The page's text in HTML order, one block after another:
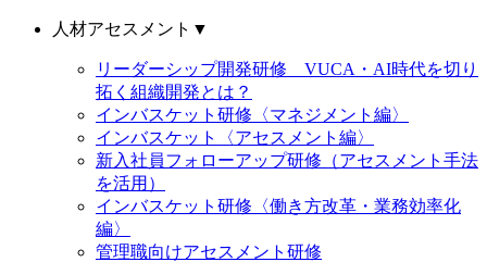
人材アセスメント ▼
リーダーシップ開発研修 VUCA・AI時代を切り
拓く組織開発とは？
インバスケット研修〈マネジメント編〉
インバスケット〈アセスメント編〉
新入社員フォローアップ研修（アセスメント手法
を活用）
インバスケット研修〈働き方改革・業務効率化
編〉
管理職向けアセスメント研修